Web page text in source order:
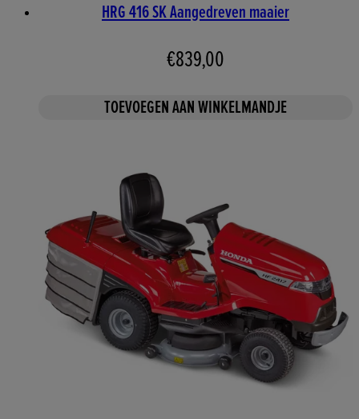
HRG 416 SK Aangedreven maaier
€839,00
TOEVOEGEN AAN WINKELMANDJE